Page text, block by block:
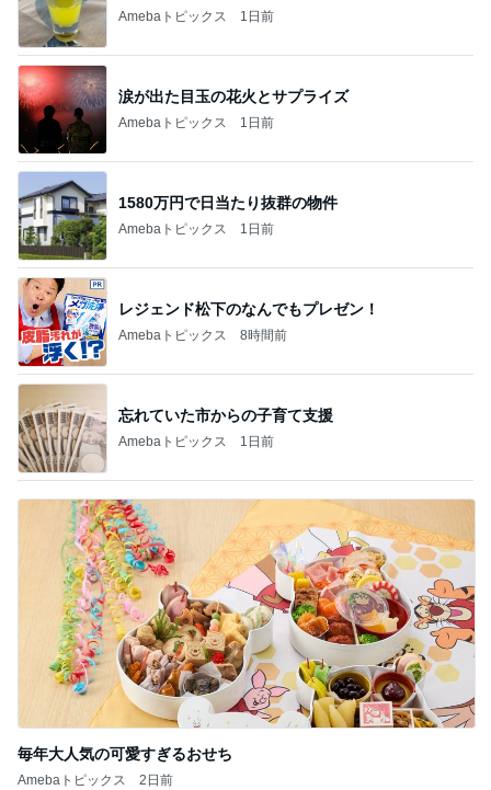
Amebaトピックス 1日前
涙が出た目玉の花火とサプライズ
Amebaトピックス 1日前
1580万円で日当たり抜群の物件
Amebaトピックス 1日前
レジェンド松下のなんでもプレゼン！
Amebaトピックス 8時間前
忘れていた市からの子育て支援
Amebaトピックス 1日前
毎年大人気の可愛すぎるおせち
Amebaトピックス 2日前